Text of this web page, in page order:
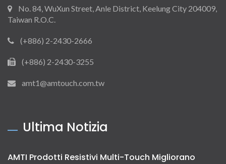
No. 84, WuXun Street, Anle District, Keelung City 204009,
Taiwan R.O.C.
(+886) 2-2430-2666
(+886) 2-2430-3255
amt1@amtouch.com.tw
Ultima Notizia
AMTI Prodotti Resistivi Multi-Touch Migliorano